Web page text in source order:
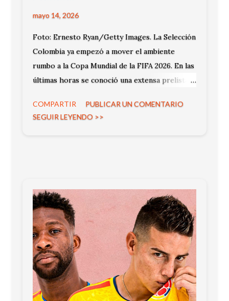
mayo 14, 2026
Foto: Ernesto Ryan/Getty Images. La Selección
Colombia ya empezó a mover el ambiente
rumbo a la Copa Mundial de la FIFA 2026. En las
últimas horas se conoció una extensa prelista
Néstor Lorenzo para el gran objetivo
internacional.
COMPARTIR
PUBLICAR UN COMENTARIO
SEGUIR LEYENDO >>